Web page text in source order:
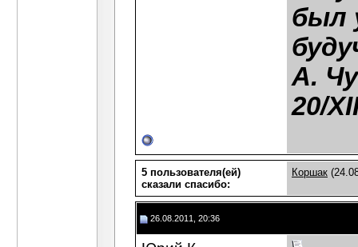
был
А.
20/
5 пользователя(ей)
сказали cпасибо:
Коршак
26.08.2011, 20:36